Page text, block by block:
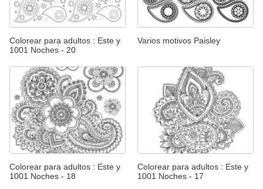
Colorear para adultos : Este y
1001 Noches - 20
Varios motivos Paisley
Colorear para adultos : Este y
1001 Noches - 18
Colorear para adultos : Este y
1001 Noches - 17